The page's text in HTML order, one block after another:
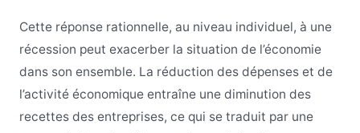
Cette réponse rationnelle, au niveau individuel, à une
récession peut exacerber la situation de l’économie
dans son ensemble. La réduction des dépenses et de
l’activité économique entraîne une diminution des
recettes des entreprises, ce qui se traduit par une